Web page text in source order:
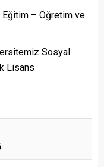
– Öğretim ve
Sosyal
Lisans